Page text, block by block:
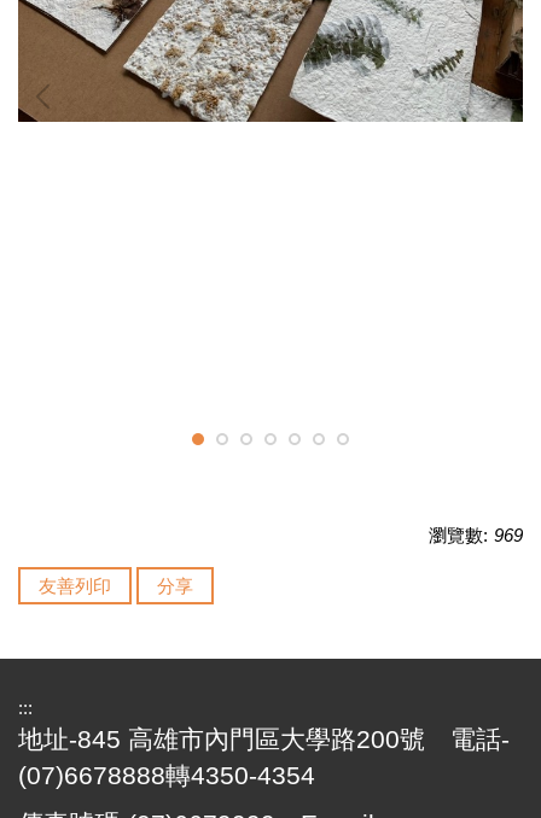
瀏覽數: 969
友善列印 分享
:::
地址-845 高雄市內門區大學路200號 電話-
(07)6678888轉4350-4354